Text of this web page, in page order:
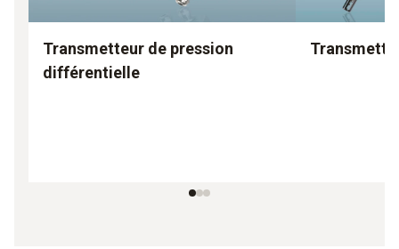
Transmetteur de pression
différentielle